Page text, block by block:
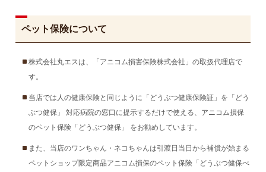
ペット保険について
株式会社丸エスは、「アニコム損害保険株式会社」の取扱代理店で
す。
当店では人の健康保険と同じように「どうぶつ健康保険証」を「どう
ぶつ健保」 対応病院の窓口に提示するだけで使える、アニコム損保
のペット保険「どうぶつ健保」 をお勧めしています。
また、当店のワンちゃん・ネコちゃんは引渡日当日から補償が始まる
ペットショップ限定商品アニコム損保のペット保険「どうぶつ健保べ